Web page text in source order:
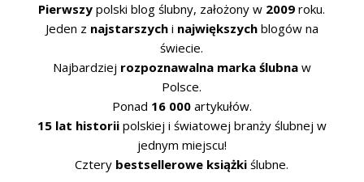
Pierwszy polski blog ślubny, założony w 2009 roku.
Jeden z najstarszychi największychblogów na
świecie.
Najbardziej rozpoznawalna marka ślubnaw
Polsce.
Ponad 16 000artykułów.
15 lat historiipolskiej i światowej branży ślubnej w
jednym miejscu!
Cztery bestsellerowe książki ślubne.